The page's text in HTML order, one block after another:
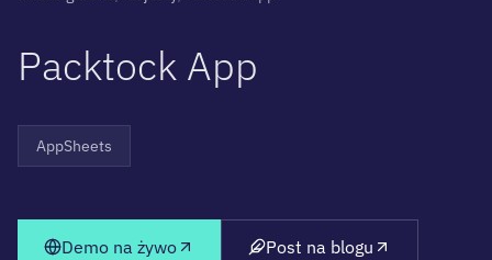
Packtock App
AppSheets
Demo na żywo Post na blogu